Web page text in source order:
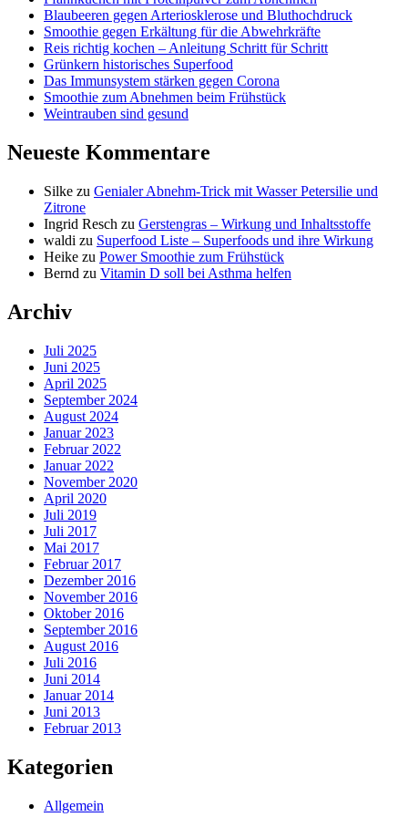
Blaubeeren gegen Arteriosklerose und Bluthochdruck
Smoothie gegen Erkältung für die Abwehrkräfte
Reis richtig kochen – Anleitung Schritt für Schritt
Grünkern historisches Superfood
Das Immunsystem stärken gegen Corona
Smoothie zum Abnehmen beim Frühstück
Weintrauben sind gesund
Neueste Kommentare
Silke zu Genialer Abnehm-Trick mit Wasser Petersilie und
Zitrone
Ingrid Resch zu Gerstengras – Wirkung und Inhaltsstoffe
waldi zu Superfood Liste – Superfoods und ihre Wirkung
Heike zu Power Smoothie zum Frühstück
Bernd zu Vitamin D soll bei Asthma helfen
Archiv
Juli 2025
Juni 2025
April 2025
September 2024
August 2024
Januar 2023
Februar 2022
Januar 2022
November 2020
April 2020
Juli 2019
Juli 2017
Mai 2017
Februar 2017
Dezember 2016
November 2016
Oktober 2016
September 2016
August 2016
Juli 2016
Juni 2014
Januar 2014
Juni 2013
Februar 2013
Kategorien
Allgemein